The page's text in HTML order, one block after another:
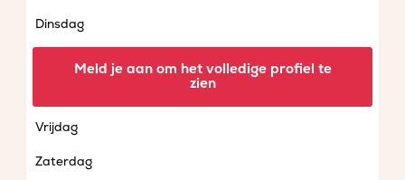
Dinsdag
Vrijdag
Zaterdag
Meld je aan om het volledige profiel te
zien